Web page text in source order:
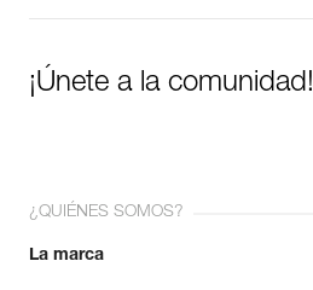
¡Únete a la comunidad!
¿QUIÉNES SOMOS?
La marca